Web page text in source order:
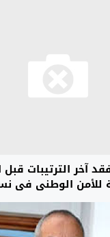
آخر الترتيبات
للأمن الوطني في